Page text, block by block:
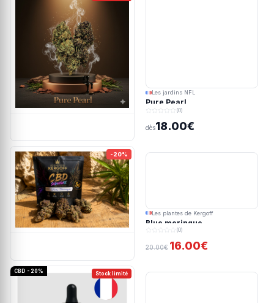
Les jardins NFL
Pure Pearl
(0)
dès18.00€
-20%
Les plantes de Kergoff
Blue meringue
(0)
20.00€ 16.00€
Stock limité
CBD - 20%